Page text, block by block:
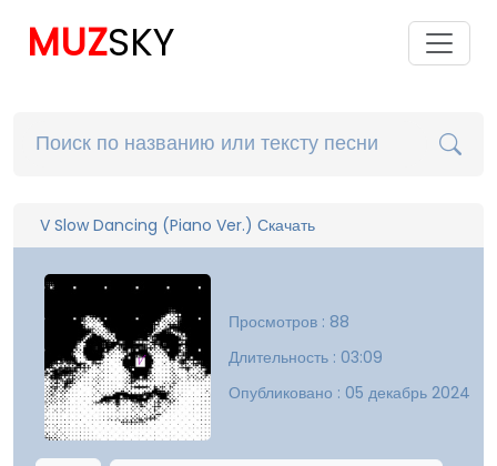
MUZSKY
V Slow Dancing (Piano Ver.) Скачать
Просмотров : 88
Длительность : 03:09
Опубликовано : 05 декабрь 2024